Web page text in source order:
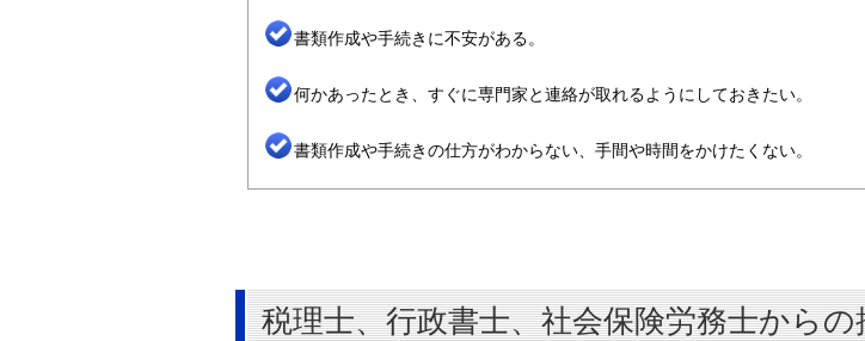
書類作成や手続きに不安がある。
何かあったとき、すぐに専門家と連絡が取れるようにしておきたい。
書類作成や手続きの仕方がわからない、手間や時間をかけたくない。
税理士、行政書士、社会保険労務士からの